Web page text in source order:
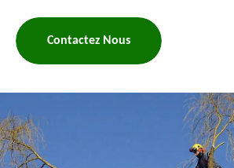
Contactez Nous